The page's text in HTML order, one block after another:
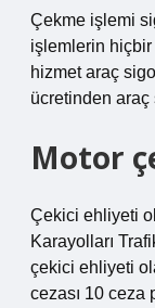
Çekme işlemi
işlemlerin hiçbir
hizmet araç
ücretinden araç
Motor
Çekici ehliyeti
Karayolları
çekici ehliyeti
cezası 10 ceza